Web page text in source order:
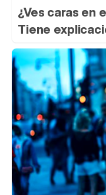
¿Ves caras en
Tiene